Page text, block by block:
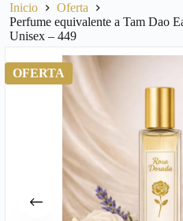
Inicio
Oferta
Perfume equivalente a Tam Dao
Unisex – 449
OFERTA